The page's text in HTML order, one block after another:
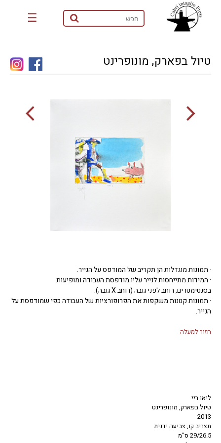
☰
טיול בפארק, מונופרינט
· תמונות מוגדלות הן תקריב של המודפס על הנייר.
· המידות מתייחסות לנייר עליו מודפסת העבודה ומופיעות
בסנטימטרים, רוחב לפני גובה (רוחב X גובה).
· תמונות קטנות משקפות את הפרופורציות של העבודה כפי שמודפסת על
הנייר.
חזור למעלה
ליאו ריי
טיול בפארק, מונופרינט
2013
תצריב קו, צביעה ידנית
29/26.5 ס"מ